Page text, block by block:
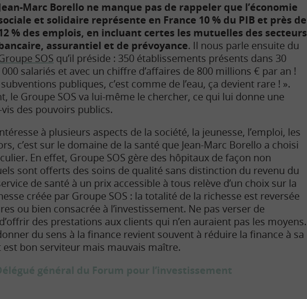
Marc Borello ne manque pas de rappeler que l’économie
et solidaire représente en France 10 % du PIB et près de
% des emplois, en incluant certes les mutuelles des secteurs
assurantiel et de prévoyance. Il nous parle ensuite du
SOS qu’il préside : 350 établissements présents dans 30
salariés et avec un chiffre d’affaires de 800 millions € par an !
publiques, c’est comme de l’eau, ça devient rare ! ».
le Groupe SOS va lui-même le chercher, ce qui lui donne une
des pouvoirs publics.
à plusieurs aspects de la société, la jeunesse, l’emploi, les
c’est sur le domaine de la santé que Jean-Marc Borello a choisi
En effet, Groupe SOS gère des hôpitaux de façon non
sont offerts des soins de qualité sans distinction du revenu du
de santé à un prix accessible à tous relève d’un choix sur la
créée par Groupe SOS : la totalité de la richesse est reversée
ou bien consacrée à l’investissement. Ne pas verser de
des prestations aux clients qui n’en auraient pas les moyens.
du sens à la finance revient souvent à réduire la finance à sa
est bon serviteur mais mauvais maître.
général du Forum pour l’investissement